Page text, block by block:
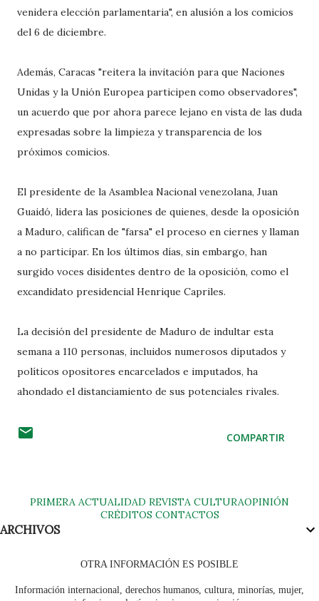
venidera elección parlamentaria", en alusión a los comicios
del 6 de diciembre.
Además, Caracas "reitera la invitación para que Naciones
Unidas y la Unión Europea participen como observadores",
un acuerdo que por ahora parece lejano en vista de las duda
expresadas sobre la limpieza y transparencia de los
próximos comicios.
El presidente de la Asamblea Nacional venezolana, Juan
Guaidó, lidera las posiciones de quienes, desde la oposición
a Maduro, califican de "farsa" el proceso en ciernes y llaman
a no participar. En los últimos días, sin embargo, han
surgido voces disidentes dentro de la oposición, como el
excandidato presidencial Henrique Capriles.
La decisión del presidente de Maduro de indultar esta
semana a 110 personas, incluidos numerosos diputados y
políticos opositores encarcelados e imputados, ha
ahondado el distanciamiento de sus potenciales rivales.
COMPARTIR
PRIMERA ACTUALIDAD REVISTA CULTURAOPINIÓN
CRÉDITOSCONTACTOS
ARCHIVOS
OTRA INFORMACIÓN ES POSIBLE
Información internacional, derechos humanos, cultura, minorías, mujer,